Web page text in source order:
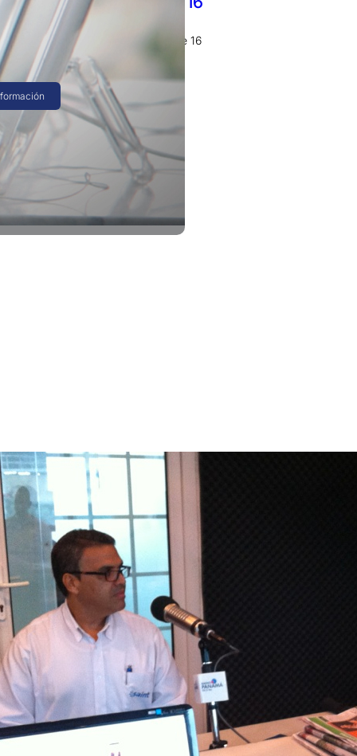
lo pidieron el especial “enterprise 16
es válido también en Perú…